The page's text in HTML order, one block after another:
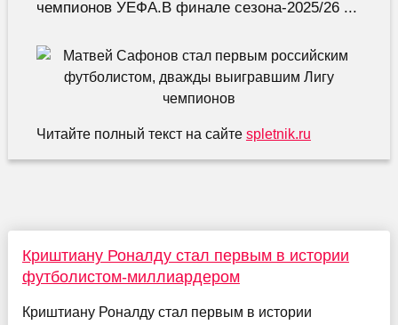
чемпионов УЕФА.В финале сезона-2025/26 ...
Читайте полный текст на сайте spletnik.ru
Криштиану Роналду стал первым в истории
футболистом-миллиардером
Криштиану Роналду стал первым в истории